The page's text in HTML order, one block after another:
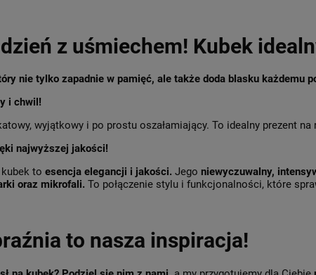
z uśmiechem! Kubek
nie tylko zapadnie w pamięć, ale także doda blasku każdemu
i chwil!
wyjątkowy i po prostu oszałamiający. To idealny prezent
najwyższej jakości!
to esencja elegancji i jakości. Jego niewyczuwalny,
oraz mikrofali. To połączenie stylu i funkcjonalności, które
to nasza inspiracja!